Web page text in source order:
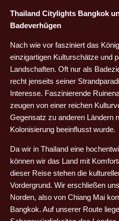
Thailand Citylights Bangkok
Badeverhügen
Nach wie vor fasziniert das
einzigartigen Kulturschätze und
Landschaften. Oft nur als
recht jenseits seiner
Interesse. Faszinierende
zeugen von einer reichen
Gegensatz zu anderen Ländern
Kolonisierung beeinflusst wurde.
Da wir in Thailand eine
können wir das Land mit
dieser Reise stehen die
Vordergrund. Wir erschließen
Norden, also von Chiang Mai
Bangkok. Auf unserer Route